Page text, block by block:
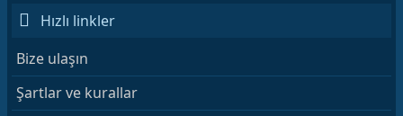
Hızlı linkler
Bize ulaşın
Şartlar ve kurallar